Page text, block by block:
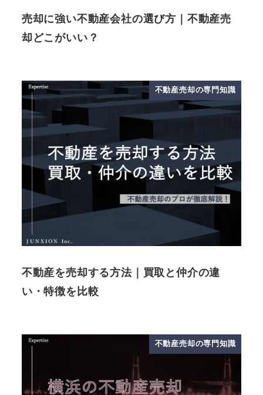
売却に強い不動産会社の選び方｜不動産売
却どこがいい？
不動産売却の専門知識
不動産を売却する方法｜買取と仲介の違
い・特徴を比較
不動産売却の専門知識